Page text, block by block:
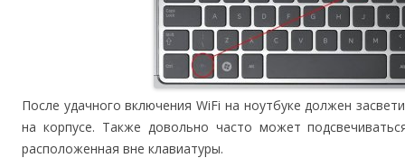
После удачного включения WiFi на ноутбуке должен
на корпусе. Также довольно часто может
расположенная вне клавиатуры.